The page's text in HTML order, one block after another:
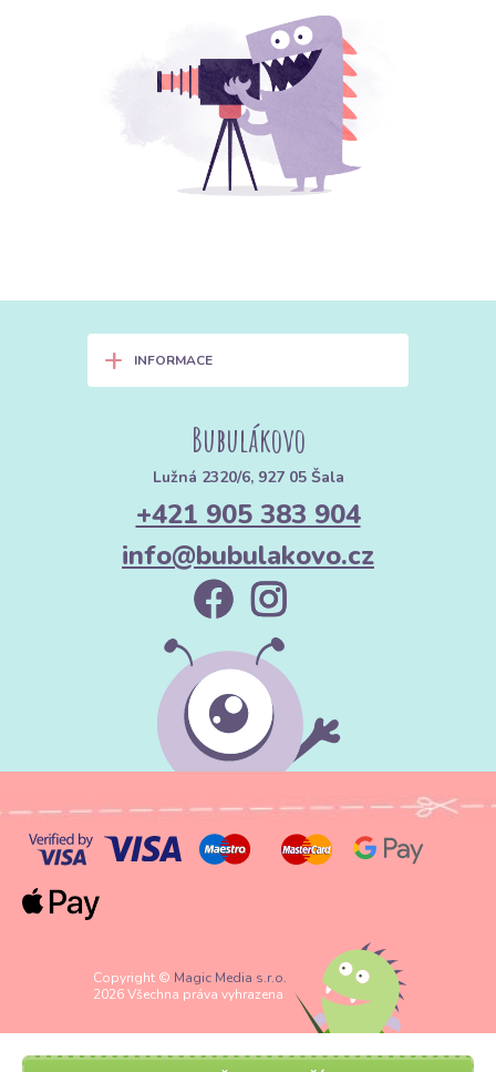
+ INFORMACE
Bubulákovo
Lužná 2320/6, 927 05 Šala
+421 905 383 904
info@bubulakovo.cz
Copyright © Magic Media s.r.o.
2026 Všechna práva vyhrazena